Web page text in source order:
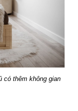
có thêm không gian